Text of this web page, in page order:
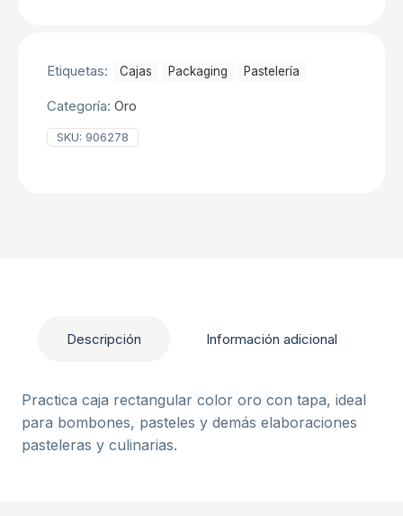
Etiquetas: Cajas Packaging Pastelerí­a
Categoría: Oro
SKU: 906278
Descripción Información adicional
Practica caja rectangular color oro con tapa, ideal
para bombones, pasteles y demás elaboraciones
pasteleras y culinarias.